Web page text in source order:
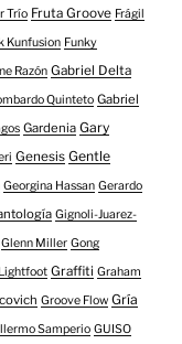
Trío Fruta Groove Frágil
Kunfusion Funky
Razón Gabriel Delta
Quinteto Gabriel
Gardenia Gary
Genesis Gentle
Georgina Hassan Gerardo
Gignoli-Juarez-
Glenn Miller Gong
Graffiti Graham
Groove Flow Gría
Samperio GUISO